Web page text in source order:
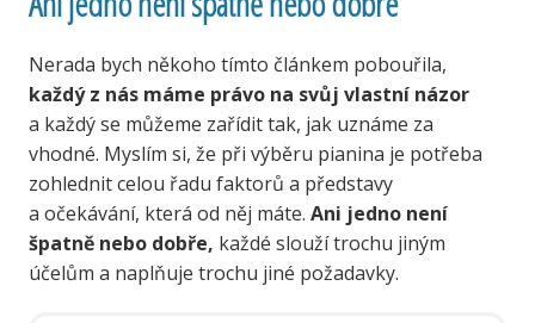
Nerada bych někoho tímto článkem pobouřila,
každý z nás máme právo na svůj vlastní názor
a každý se můžeme zařídit tak, jak uznáme za
vhodné. Myslím si, že při výběru pianina je potřeba
zohlednit celou řadu faktorů a představy
a očekávání, která od něj máte. Ani jedno není
špatně nebo dobře, každé slouží trochu jiným
účelům a naplňuje trochu jiné požadavky.